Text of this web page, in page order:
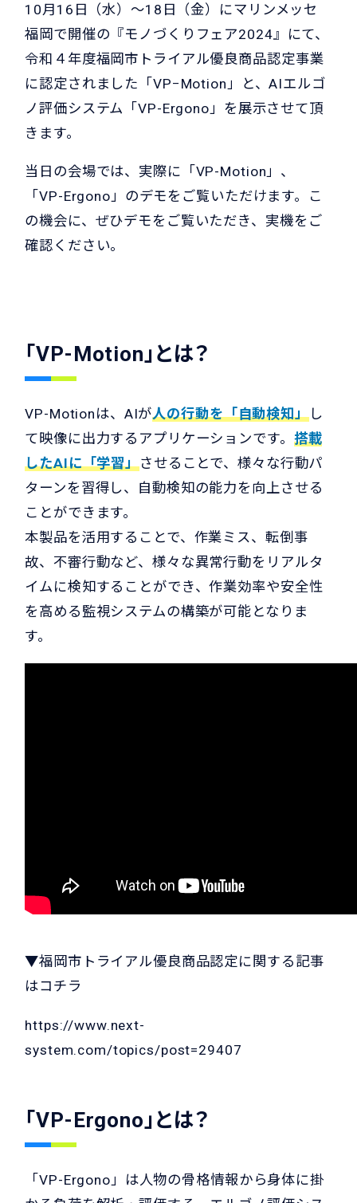
10月16日（水）～18日（金）にマリンメッセ
福岡で開催の『モノづくりフェア2024』にて、
令和４年度福岡市トライアル優良商品認定事業
に認定されました「VP−Motion」と、AIエルゴ
ノ評価システム「VP-Ergono」を展示させて頂
きます。
当日の会場では、実際に「VP-Motion」、
「VP-Ergono」のデモをご覧いただけます。こ
の機会に、ぜひデモをご覧いただき、実機をご
確認ください。
「VP-Motion」とは？
VP-Motionは、AIが人の行動を「自動検知」し
て映像に出力するアプリケーションです。 搭載
したAIに「学習」させることで、様々な行動パ
ターンを習得し、自動検知の能力を向上させる
ことができます。
本製品を活用することで、作業ミス、転倒事
故、不審行動など、様々な異常行動をリアルタ
イムに検知することができ、作業効率や安全性
を高める監視システムの構築が可能となりま
す。
▼福岡市トライアル優良商品認定に関する記事
はコチラ
https://www.next-
system.com/topics/post=29407
「VP-Ergono」とは？
「VP-Ergono」は人物の骨格情報から身体に掛